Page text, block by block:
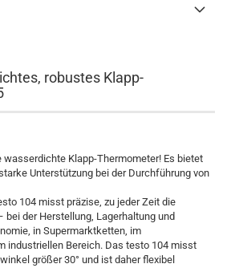
robustes Klapp-
Klapp-Thermometer! Es bietet
Unterstützung bei der Durchführung von
104 misst präzise, zu jeder Zeit die
bei der Herstellung, Lagerhaltung und
in Supermarktketten, im
industriellen Bereich. Das testo 104 misst
größer 30° und ist daher flexibel